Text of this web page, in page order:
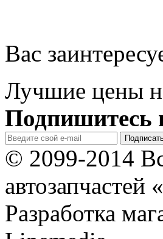
Вас
Лучшие цены
Подпишитесь
© 2099-2014
Разработка